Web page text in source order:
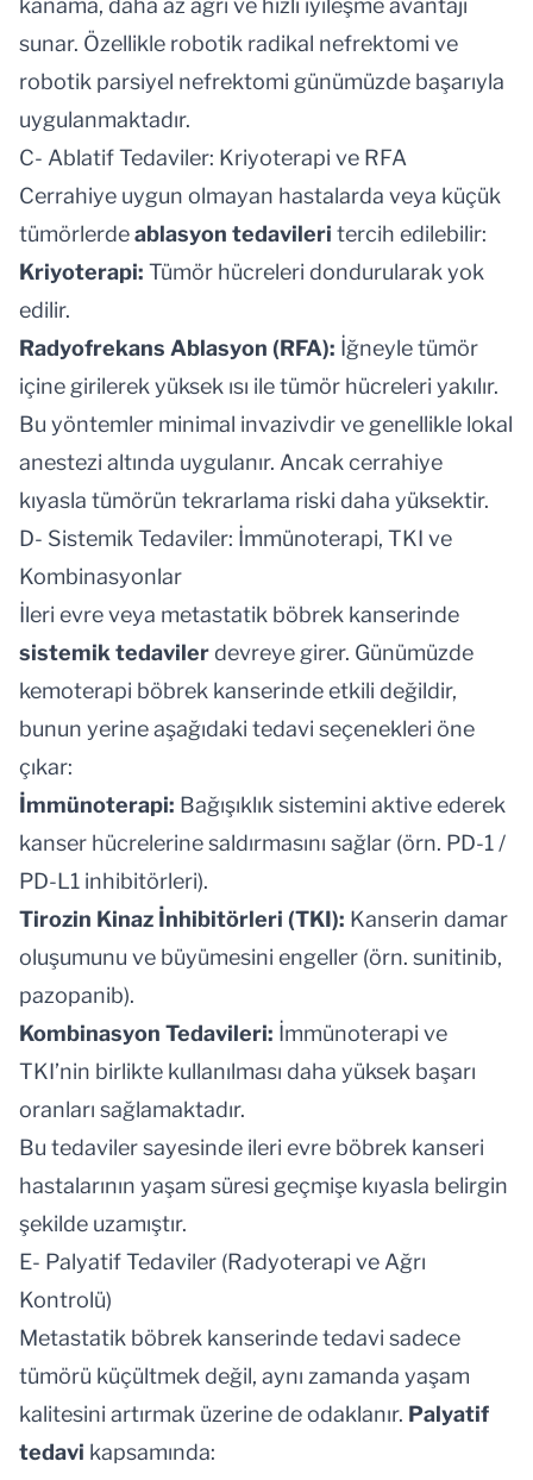
sunar. Özellikle robotik radikal nefrektomi ve
robotik parsiyel nefrektomi günümüzde başarıyla
uygulanmaktadır.
C- Ablatif Tedaviler: Kriyoterapi ve RFA
Cerrahiye uygun olmayan hastalarda veya küçük
tümörlerdeablasyon tedavileri tercih edilebilir:
Kriyoterapi: Tümör hücreleri dondurularak yok
edilir.
Radyofrekans Ablasyon (RFA): İğneyle tümör
içine girilerek yüksek ısı ile tümör hücreleri yakılır.
Bu yöntemler minimal invazivdir ve genellikle lokal
anestezi altında uygulanır. Ancak cerrahiye
kıyasla tümörün tekrarlama riski daha yüksektir.
D- Sistemik Tedaviler: İmmünoterapi, TKI ve
Kombinasyonlar
İleri evre veya metastatik böbrek kanserinde
sistemik tedavilerdevreye girer. Günümüzde
kemoterapi böbrek kanserinde etkili değildir,
bunun yerine aşağıdaki tedavi seçenekleri öne
çıkar:
İmmünoterapi: Bağışıklık sistemini aktive ederek
kanser hücrelerine saldırmasını sağlar (örn. PD-1 /
PD-L1 inhibitörleri).
Tirozin Kinaz İnhibitörleri (TKI): Kanserin damar
oluşumunu ve büyümesini engeller (örn. sunitinib,
pazopanib).
Kombinasyon Tedavileri: İmmünoterapi ve
TKI’nin birlikte kullanılması daha yüksek başarı
oranları sağlamaktadır.
Bu tedaviler sayesinde ileri evre böbrek kanseri
hastalarının yaşam süresi geçmişe kıyasla belirgin
şekilde uzamıştır.
E- Palyatif Tedaviler (Radyoterapi ve Ağrı
Kontrolü)
Metastatik böbrek kanserinde tedavi sadece
tümörü küçültmek değil, aynı zamanda yaşam
kalitesini artırmak üzerine de odaklanır. Palyatif
tedavi kapsamında: